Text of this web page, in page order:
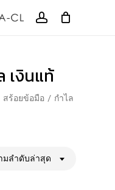
account
เงินแท้
สร้อยข้อมือ / กำไล
มลำดับล่าสุด